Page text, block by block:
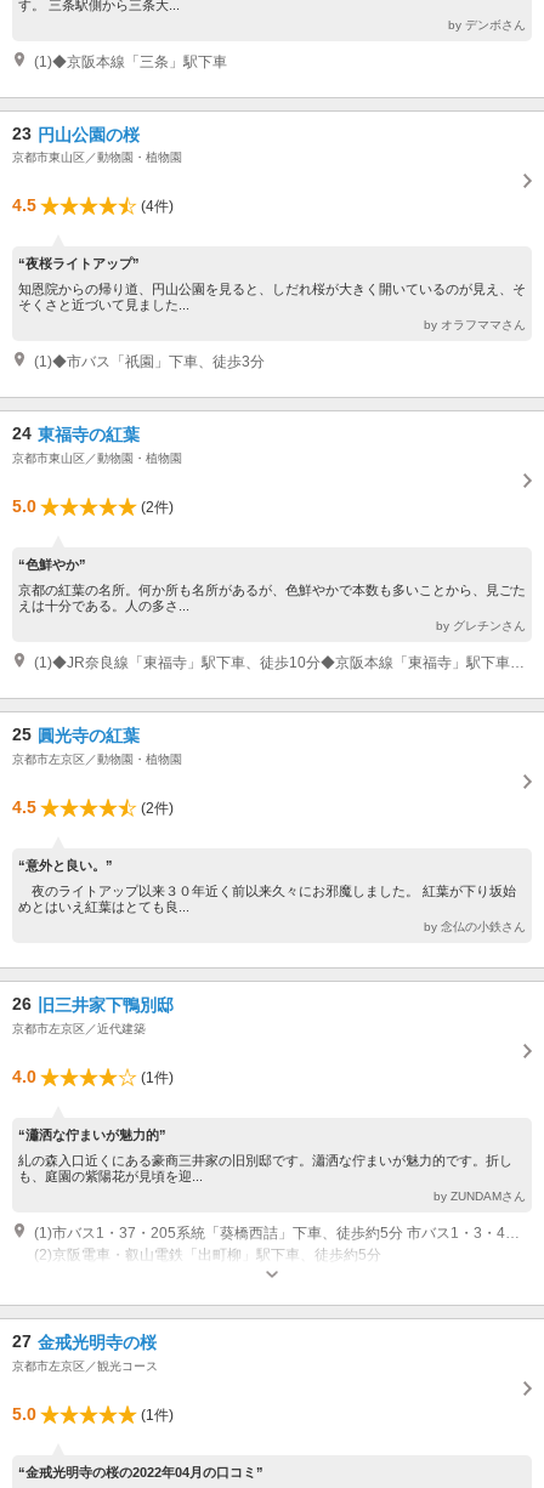
す。 三条駅側から三条大...
by デンボさん
(1)◆京阪本線「三条」駅下車
23 円山公園の桜
京都市東山区／動物園・植物園
4.5 (4件)
“夜桜ライトアップ”
知恩院からの帰り道、円山公園を見ると、しだれ桜が大きく開いているのが見え、そ
そくさと近づいて見ました...
by オラフママさん
(1)◆市バス「祇園」下車、徒歩3分
24 東福寺の紅葉
京都市東山区／動物園・植物園
5.0 (2件)
“色鮮やか”
京都の紅葉の名所。何か所も名所があるが、色鮮やかで本数も多いことから、見ごた
えは十分である。人の多さ...
by グレチンさん
(1)◆JR奈良線「東福寺」駅下車、徒歩10分◆京阪本線「東福寺」駅下車、徒歩10分◆京阪本線「鳥羽街道」駅下車、徒歩８分
25 圓光寺の紅葉
京都市左京区／動物園・植物園
4.5 (2件)
“意外と良い。”
夜のライトアップ以来３０年近く前以来久々にお邪魔しました。 紅葉が下り坂始
めとはいえ紅葉はとても良...
by 念仏の小鉄さん
26 旧三井家下鴨別邸
京都市左京区／近代建築
4.0 (1件)
“瀟洒な佇まいが魅力的”
糺の森入口近くにある豪商三井家の旧別邸です。瀟洒な佇まいが魅力的です。折し
も、庭園の紫陽花が見頃を迎...
by ZUNDAMさん
(2)京阪電車・叡山電鉄「出町柳」駅下車、徒歩約5分
開館時間：9時～17時（閉館）16時30分（受付終了） 休館日：毎週水曜日
27 金戒光明寺の桜
京都市左京区／観光コース
5.0 (1件)
“金戒光明寺の桜の2022年04月の口コミ”